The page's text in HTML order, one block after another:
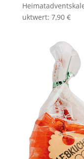
uktwert: 7,90 €